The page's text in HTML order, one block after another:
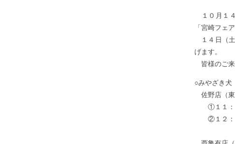
１０月１
「宮崎フェ
１４日（土
げます。
皆様のご来
○みやざき犬
佐野店（東
①１１：
②１２：